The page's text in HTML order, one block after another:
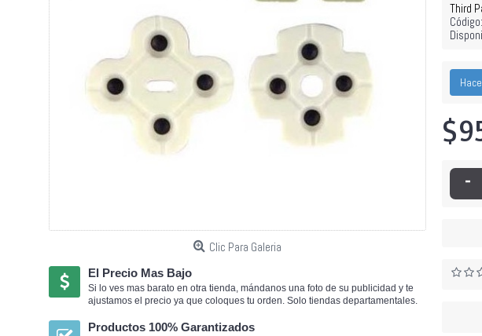
Clic Para Galeria
El Precio Mas Bajo
Si lo ves mas barato en otra tienda, mándanos una foto de su publicidad y te
ajustamos el precio ya que coloques tu orden. Solo tiendas departamentales.
Productos 100% Garantizados
Third
Código:
-